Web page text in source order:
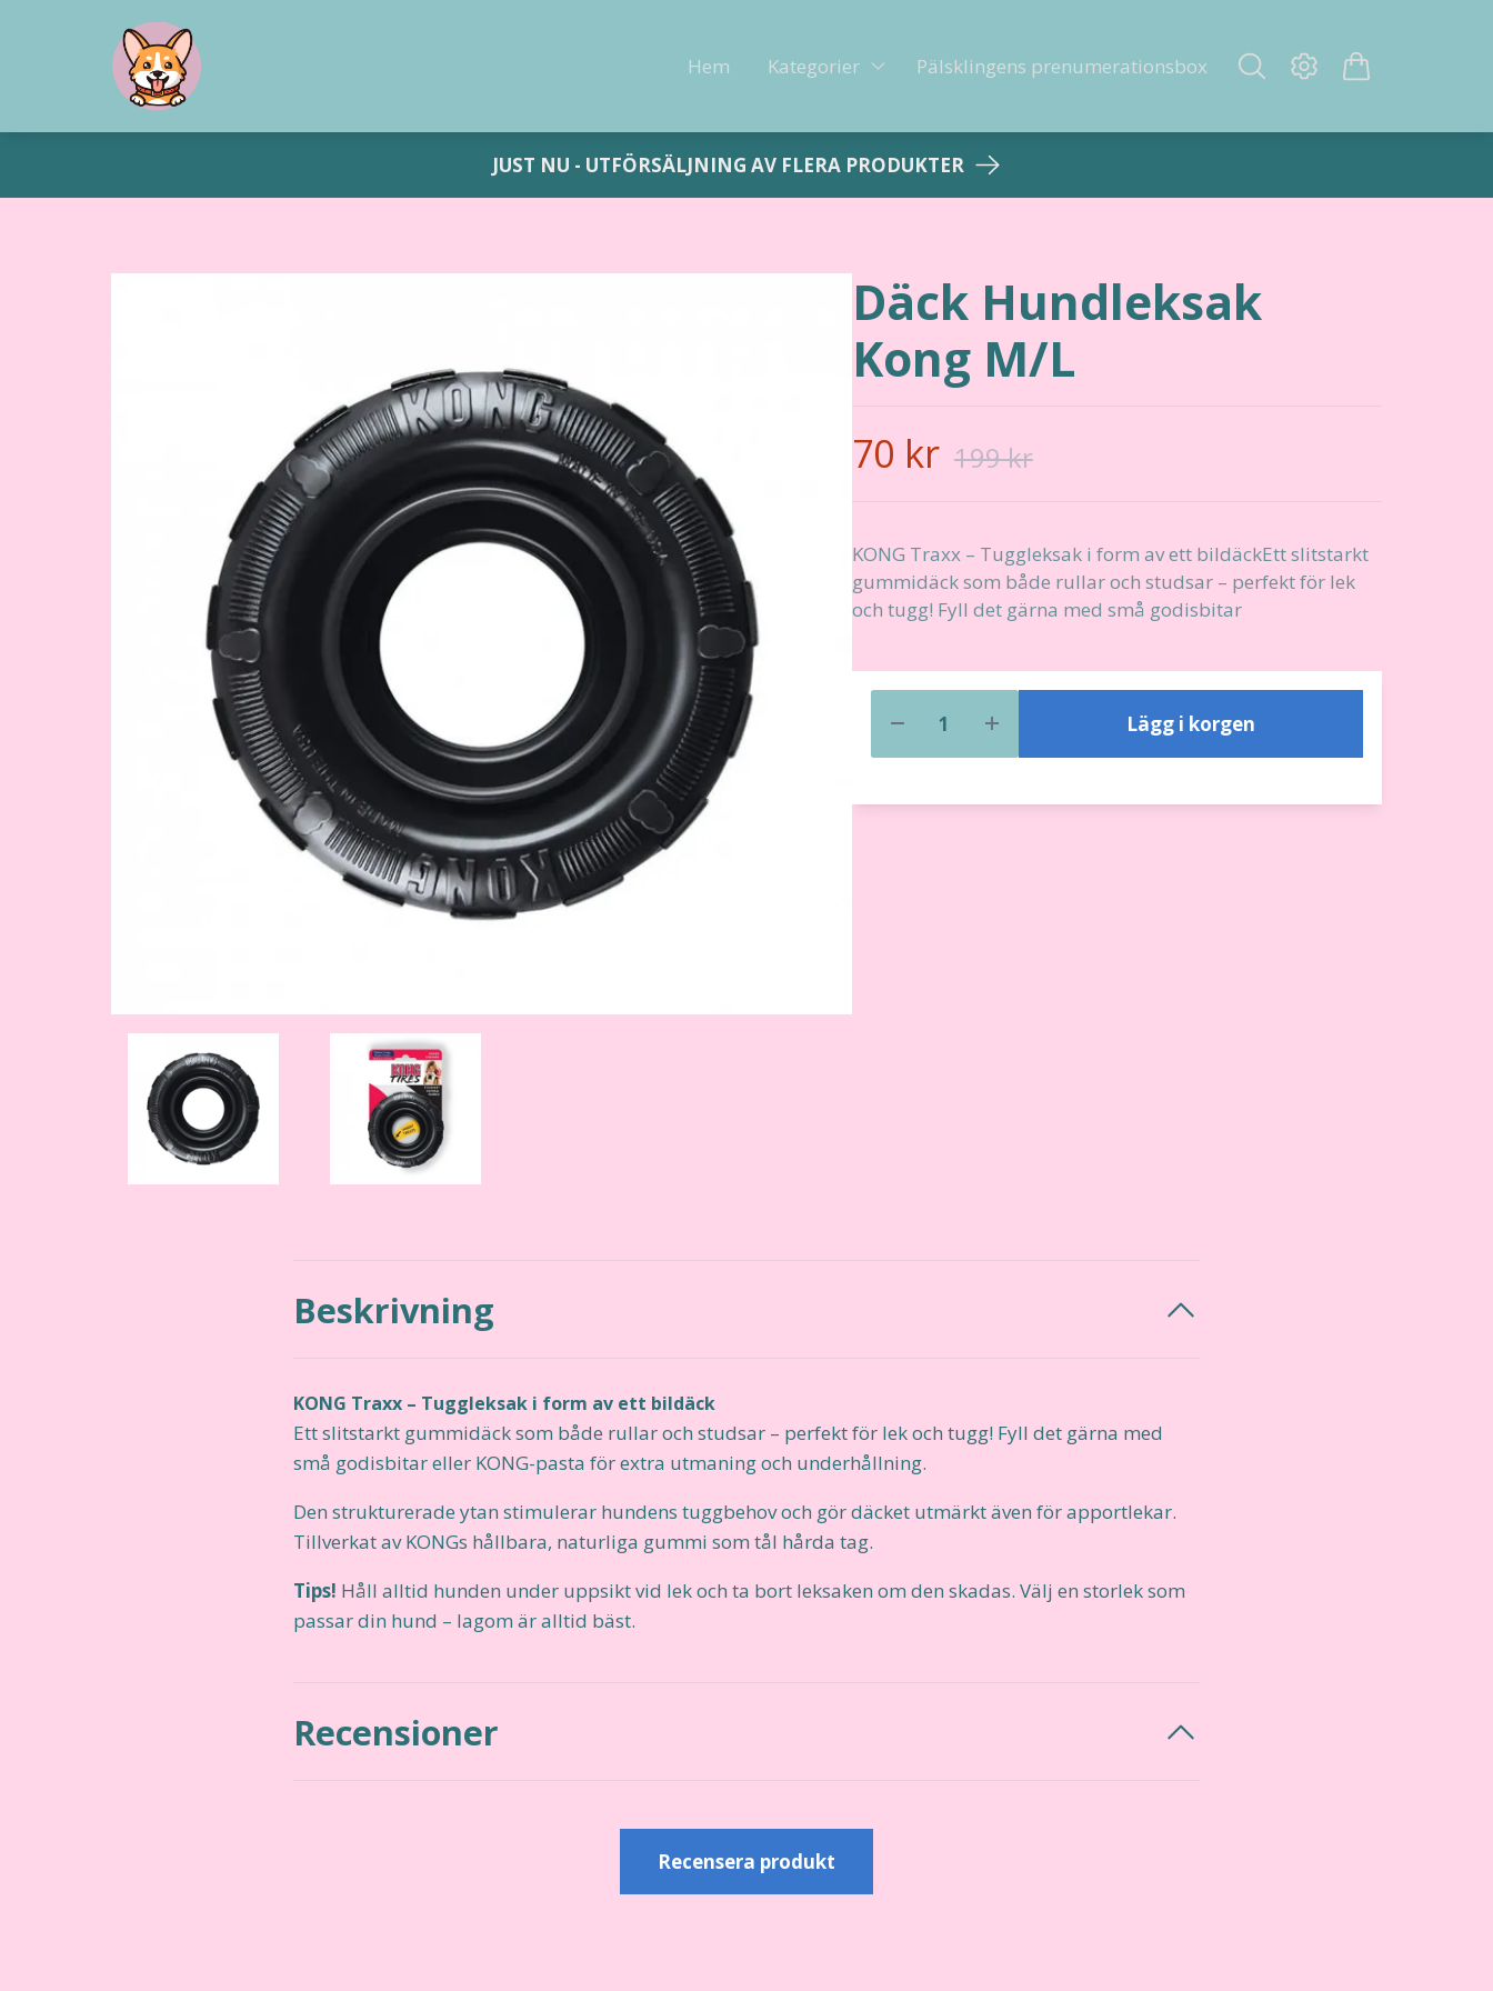
Hem Kategorier Pälsklingens prenumerationsbox
JUST NU - UTFÖRSÄLJNING AV FLERA PRODUKTER
Däck Hundleksak
Kong M/L
70 kr 199 kr
KONG Traxx – Tuggleksak i form av ett bildäckEtt slitstarkt
gummidäck som både rullar och studsar – perfekt för lek
och tugg! Fyll det gärna med små godisbitar
Lägg i korgen
Beskrivning
KONG Traxx – Tuggleksak i form av ett bildäck
Ett slitstarkt gummidäck som både rullar och studsar – perfekt för lek och tugg! Fyll det gärna med
små godisbitar eller KONG-pasta för extra utmaning och underhållning.
Den strukturerade ytan stimulerar hundens tuggbehov och gör däcket utmärkt även för apportlekar.
Tillverkat av KONGs hållbara, naturliga gummi som tål hårda tag.
Tips! Håll alltid hunden under uppsikt vid lek och ta bort leksaken om den skadas. Välj en storlek som
passar din hund – lagom är alltid bäst.
Recensioner
Recensera produkt